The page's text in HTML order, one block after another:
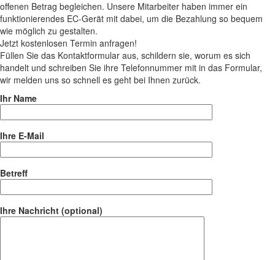
offenen Betrag begleichen. Unsere Mitarbeiter haben immer ein
funktionierendes EC-Gerät mit dabei, um die Bezahlung so bequem
wie möglich zu gestalten.
Jetzt kostenlosen Termin anfragen!
Füllen Sie das Kontaktformular aus, schildern sie, worum es sich
handelt und schreiben Sie ihre Telefonnummer mit in das Formular,
wir melden uns so schnell es geht bei Ihnen zurück.
Ihr Name
Ihre E-Mail
Betreff
Ihre Nachricht (optional)